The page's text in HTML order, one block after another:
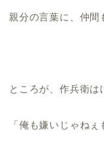
親分の言葉に、仲間
ところが、作兵衛は
「俺も嫌いじゃねぇ